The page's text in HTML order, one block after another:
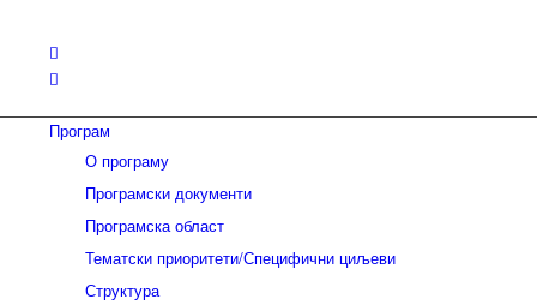
Програм
О програму
Програмски документи
Програмска област
Тематски приоритети/Специфични циљеви
Структура